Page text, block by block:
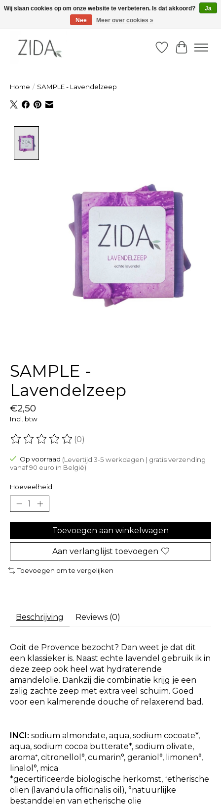
Zondag 22 maart 2026, OPEN ATELIER van 14u -16u
Verlanglijst
Home / SAMPLE - Lavendelzeep
SAMPLE -
Lavendelzeep
€2,50
Incl. btw
De beoordeling van dit product is
(0)
Op voorraad (Levertijd:3-5 werkdagen | gratis verzending
vanaf 90 euro in België)
Hoeveelheid:
Toevoegen aan winkelwagen
Aan verlanglijst toevoegen
Toevoegen om te vergelijken
Beschrijving Reviews (0)
Ooit de Provence bezocht? Dan weet je dat dit
een klassieker is. Naast echte lavendel gebruik ik in
deze zeep ook heel wat hydraterende
amandelolie. Dankzij die combinatie krijg je een
zalig zachte zeep met extra veel schuim. Goed
voor een kalmerende douche of relaxerend bad.
INCI: sodium almondate, aqua, sodium cocoate*,
aqua, sodium cocoa butterate*, sodium olivate,
aroma⁺, citronellol°, cumarin°, geraniol°, limonen°,
linalol°, mica
*gecertificeerde biologische herkomst, ⁺etherische
oliën (lavandula officinalis oil), °natuurlijke
bestanddelen van etherische olie
Wij slaan cookies op om onze website te verbeteren. Is dat akkoord?
Ja
Nee
Meer over cookies »